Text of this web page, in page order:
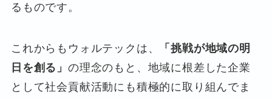
るものです。
これからもウォルテックは、
「挑戦が地域の明
日を創る」 の理念のもと、地域に根差した企業
として社会貢献活動にも積極的に取り組んでま